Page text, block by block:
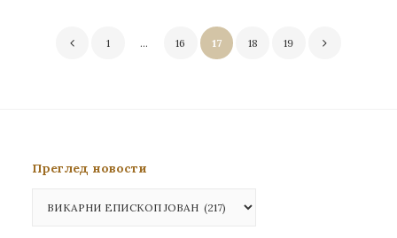
Пагинација
1 … 16 17 18 19
Преглед новости
новости